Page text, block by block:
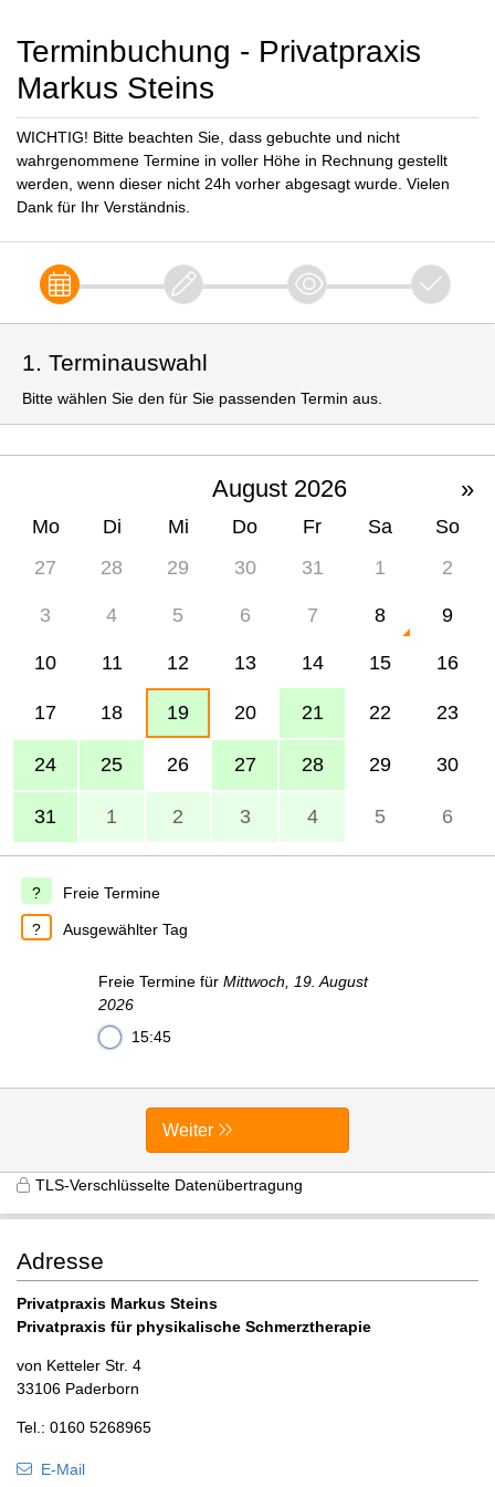
Terminbuchung - Privatpraxis
Markus Steins
WICHTIG! Bitte beachten Sie, dass gebuchte und nicht
wahrgenommene Termine in voller Höhe in Rechnung gestellt
werden, wenn dieser nicht 24h vorher abgesagt wurde. Vielen
Dank für Ihr Verständnis.
1. Terminauswahl
Bitte wählen Sie den für Sie passenden Termin aus.
August 2026 »
Mo Di Mi Do Fr Sa
So
27
28 29 30 31 1 2
3 4 5 6 7 8 9
10 11 12 13 14 15 16
17 18 19 20 21 22 23
24 25 26 27 28 29 30
31 1 2 3 4 5 6
Freie Termine
Ausgewählter Tag
Freie Termine für Mittwoch, 19. August
2026
15:45
Weiter
TLS-Verschlüsselte Datenübertragung
Adresse
Privatpraxis Markus Steins
Privatpraxis für physikalische Schmerztherapie
von Ketteler Str. 4
33106 Paderborn
Tel.: 0160 5268965
E-Mail